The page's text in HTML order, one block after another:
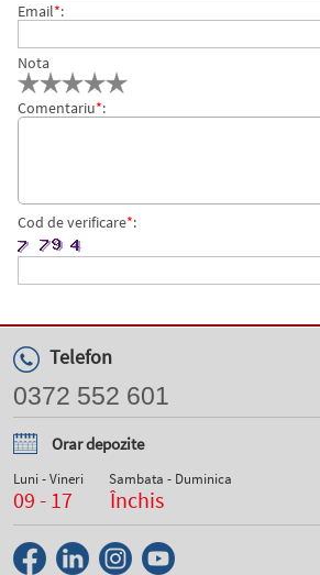
Email*:
Nota
Comentariu*:
Cod de verificare*:
Telefon
0372 552 601
Orar depozite
Luni - Vineri
09 - 17
Sambata - Duminica
Închis